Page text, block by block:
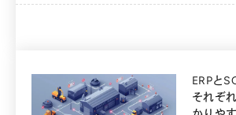
ERPと
それぞ